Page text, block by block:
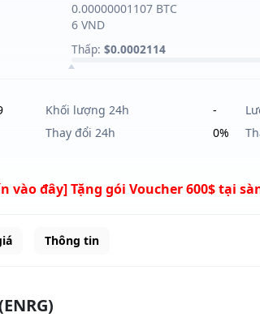
0.00000001107 BTC
6 VND
Thấp: $0.0002114
Khối lượng 24h -
Thay đổi 24h 0%
vào đây] Tặng gói Voucher 600$ tại
Thông tin